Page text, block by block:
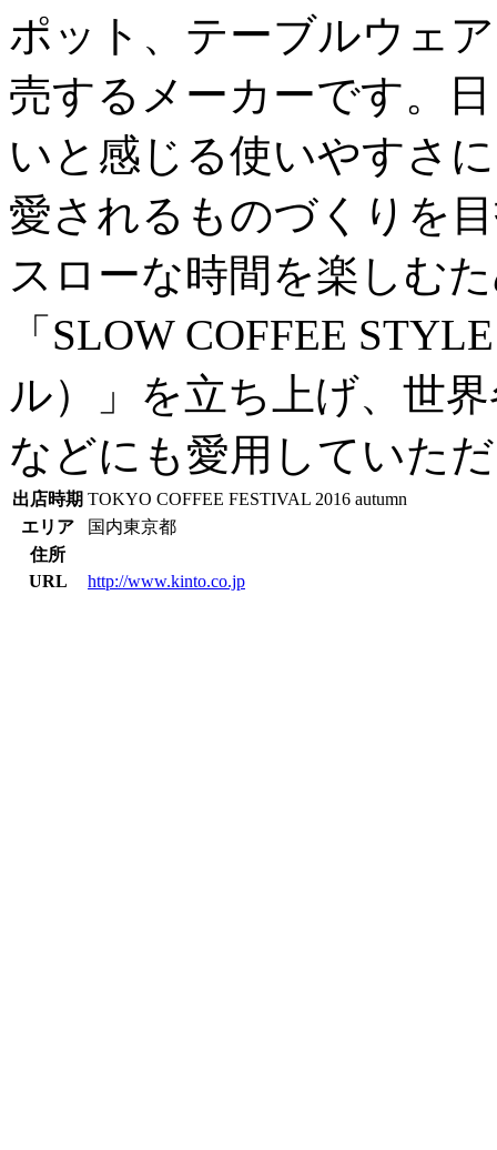
ポット、テーブルウェ
売するメーカーです。
いと感じる使いやすさ
愛されるものづくりを
スローな時間を楽しむ
「SLOW COFFEE
ル）」を立ち上げ、世
などにも愛用していた
出店時期 TOKYO COFFEE FESTIVAL 2016 autumn
エリア
国内東京都
住所
URL
http://www.kinto.co.jp